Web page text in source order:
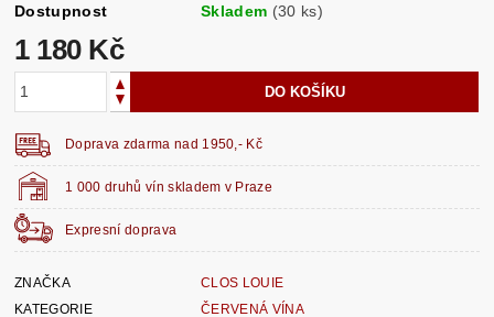
Dostupnost Skladem (30 ks)
1 180 Kč
1 000 druhů vín skladem v Praze
Expresní doprava
Doprava zdarma nad 1950,- Kč
ZNAČKA
CLOS LOUIE
KATEGORIE
ČERVENÁ VÍNA